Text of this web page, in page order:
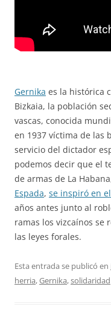
Gernika es la histórica
Bizkaia, la población
vascas, conocida
en 1937 víctima de las
servicio del dictador
podemos decir que el
de armas de La
Espada, se inspiró en
años antes junto al
ramas los vizcaínos se
las leyes forales.
Esta entrada se publicó en
herria,Gernika,solidaridad